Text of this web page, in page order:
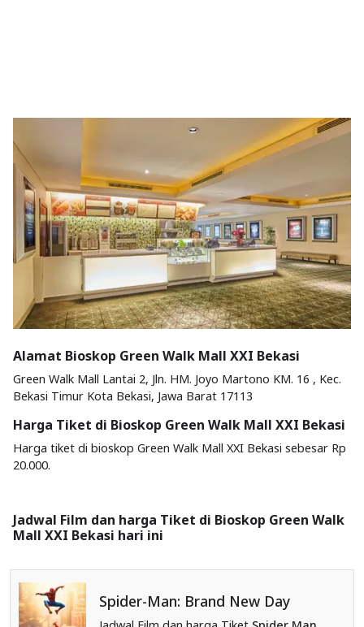
Alamat Bioskop Green Walk Mall XXI Bekasi
Green Walk Mall Lantai 2, Jln. HM. Joyo Martono KM. 16 , Kec.
Bekasi Timur Kota Bekasi, Jawa Barat 17113
Harga Tiket di Bioskop Green Walk Mall XXI Bekasi
Harga tiket di bioskop Green Walk Mall XXI Bekasi sebesar Rp
20.000.
Jadwal Film dan harga Tiket di Bioskop Green Walk
Mall XXI Bekasi hari ini
Spider-Man: Brand New Day